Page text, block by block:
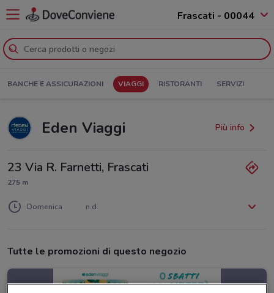
Frascati - 00044
BANCHE E ASSICURAZIONI VIAGGI RISTORANTI SERVIZI
Eden Viaggi Più info
23 Via R. Farnetti, Frascati
275 m
Domenica n.d.
Tutte le promozioni di questo negozio